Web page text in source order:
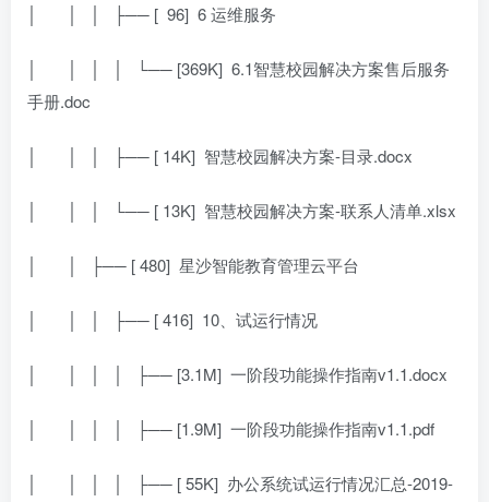
│ │ │ ├── [ 96] 6 运维服务
│ │ │ │ └── [369K] 6.1智慧校园解决方案售后服务
手册.doc
│ │ │ ├── [ 14K] 智慧校园解决方案-目录.docx
│ │ │ └── [ 13K] 智慧校园解决方案-联系人清单.xlsx
│ │ ├── [ 480] 星沙智能教育管理云平台
│ │ │ ├── [ 416] 10、试运行情况
│ │ │ │ ├── [3.1M] 一阶段功能操作指南v1.1.docx
│ │ │ │ ├── [1.9M] 一阶段功能操作指南v1.1.pdf
│ │ │ │ ├── [ 55K] 办公系统试运行情况汇总-2019-